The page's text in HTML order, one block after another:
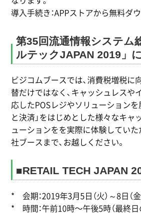
導入手続き：APPストアから無料ダウ
第35回流通情報システム
ルテックJAPAN 2019」
ビジコムブースでは、消費税増税に
替だけではなく、キャッシュレスや
応したPOSレジやソリューションを
と決済」をはじめとした様々なキャ
ューションをを実際に体験していた
社ブースまで、お越しください。
■RETAIL TECH JAPAN
* 会期：2019年3月5日（火）～8日（金
* 時間：午前10時〜午後5時（最終日